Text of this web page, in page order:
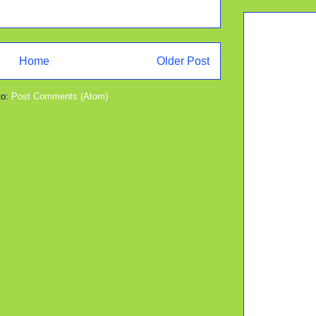
Older Post
Home
Post Comments (Atom)